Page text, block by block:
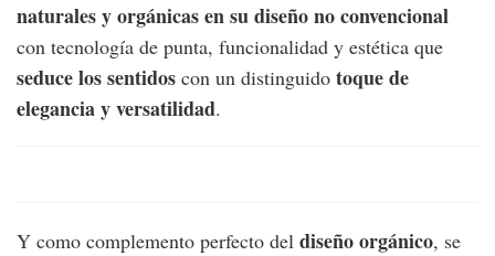
naturales y orgánicas en su diseño no convencional
con tecnología de punta, funcionalidad y estética que
seduce los sentidos con un distinguido toque de
elegancia y versatilidad.
Y como complemento perfecto del diseño orgánico, se